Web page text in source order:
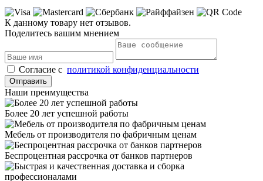
К данному товару нет отзывов.
Поделитесь вашим мнением
Cогласие с политикой конфиденциальности
Отправить
Наши преимущества
Более 20 лет успешной работы
Мебель от производителя по фабричным ценам
Беспроцентная рассрочка от банков партнеров